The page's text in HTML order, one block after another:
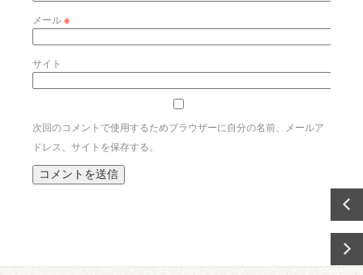
メール※
サイト
次回のコメントで使用するためブラウザーに自分の名前、メールア
ドレス、サイトを保存する。